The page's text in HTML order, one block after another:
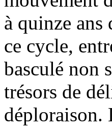
à quinze ans
ce cycle,
basculé non
trésors de
déploraison.